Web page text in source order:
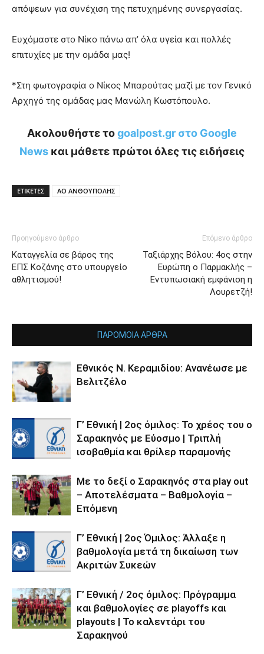
απόψεων για συνέχιση της πετυχημένης συνεργασίας.
Ευχόμαστε στο Νίκο πάνω απ’ όλα υγεία και πολλές
επιτυχίες με την ομάδα μας!
*Στη φωτογραφία ο Νίκος Μπαρούτας μαζί με τον Γενικό
Αρχηγό της ομάδας μας Μανώλη Κωστόπουλο.
Ακολουθήστε τοgoalpost.gr στο Google
News και μάθετε πρώτοι όλες τις ειδήσεις
ΕΤΙΚΕΤΕΣ ΑΟ ΑΝΘΟΥΠΟΛΗΣ
Προηγούμενο άρθρο
Καταγγελία σε βάρος της
ΕΠΣ Κοζάνης στο υπουργείο
αθλητισμού!
Επόμενο άρθρο
Ταξιάρχης Βόλου: 4ος στην
Ευρώπη ο Παρμακλής –
Εντυπωσιακή εμφάνιση η
Λουρετζή!
ΠΑΡΟΜΟΙΑ ΑΡΘΡΑ
Εθνικός Ν. Κεραμιδίου: Ανανέωσε με
Βελιτζέλο
Γ’ Εθνική | 2ος όμιλος: Το χρέος του ο
Σαρακηνός με Εύοσμο | Τριπλή
ισοβαθμία και θρίλερ παραμονής
Με το δεξί ο Σαρακηνός στα play out
– Αποτελέσματα – Βαθμολογία –
Επόμενη
Γ’ Εθνική | 2ος Όμιλος: Άλλαξε η
βαθμολογία μετά τη δικαίωση των
Ακριτών Συκεών
Γ’ Εθνική / 2ος όμιλος: Πρόγραμμα
και βαθμολογίες σε playoffs και
playouts | To καλεντάρι του
Σαρακηνού